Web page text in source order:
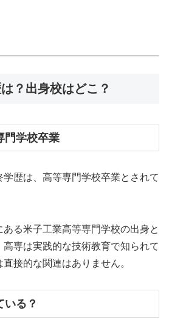
？出身校はどこ？
門学校卒業
歴は、高等専門学校卒業とされて
る米子工業高等専門学校の出身と
専は実践的な技術教育で知られて
接的な関連はありません。
いる？